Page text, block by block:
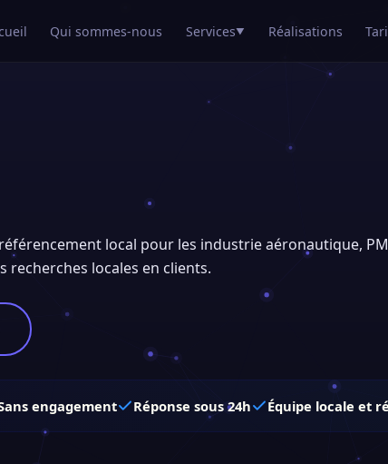
Qui sommes-nous Services▼ Réalisations
local pour les industrie aéronautique,
recherches locales en clients.
engagement Réponse sous 24h Équipe locale et